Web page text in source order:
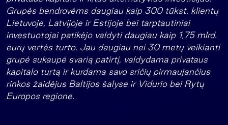
Grupės bendrovėms daugiau kaip 300 tūkst. klientų
Lietuvoje, Latvijoje ir Estijoje bei tarptautiniai
investuotojai patikėjo valdyti daugiau kaip 1,75 mlrd.
eurų vertės turto. Jau daugiau nei 30 metų veikianti
grupė sukaupė svarią patirtį, valdydama privataus
kapitalo turtą ir kurdama savo sričių pirmaujančius
rinkos žaidėjus Baltijos šalyse ir Vidurio bei Rytų
Europos regione.